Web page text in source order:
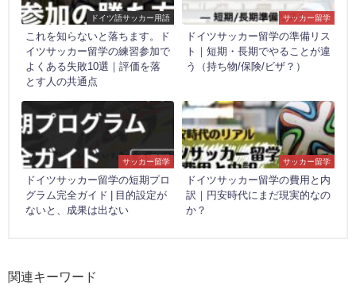
ドイツ語サッカー用語
これを知らないと落ちます。ド
イツサッカー留学の練習参加で
よくある失敗10選｜評価を落
とす人の共通点
サッカー留学
ドイツサッカー留学の準備リス
ト｜短期・長期でやることが違
う（持ち物/保険/ビザ？）
サッカー留学
ドイツサッカー留学の短期プロ
グラム完全ガイド | 目的設定が
ないと、成果は出ない
サッカー留学
ドイツサッカー留学の費用と内
訳｜円安時代にまだ現実的なの
か？
関連キーワード